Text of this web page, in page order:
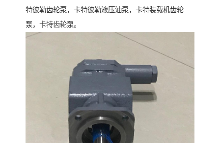
特彼勒齿轮泵，卡特彼勒液压油泵，卡特装载机齿轮
泵，卡特齿轮泵。